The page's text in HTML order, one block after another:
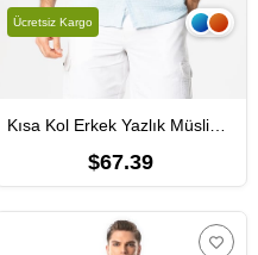
Kısa Kol Erkek Yazlık Müslin Gömlek Buz Mavi Bmv
$67.39
Ücretsiz Kargo